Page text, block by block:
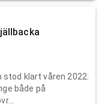
klart våren 2022.
både på